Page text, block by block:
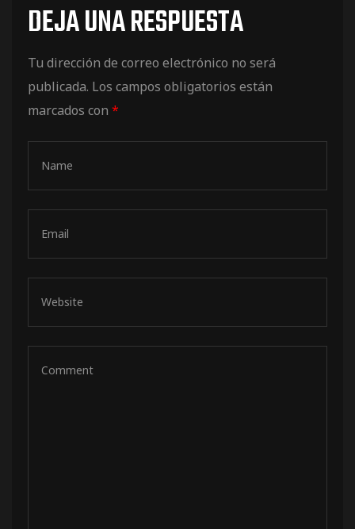
DEJA UNA RESPUESTA
Tu dirección de correo electrónico no será
publicada. Los campos obligatorios están
marcados con *
pista